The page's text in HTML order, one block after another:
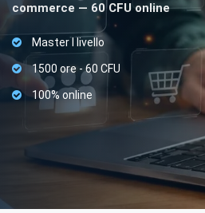
commerce — 60 CFU online
Master I livello
1500 ore - 60 CFU
100% online